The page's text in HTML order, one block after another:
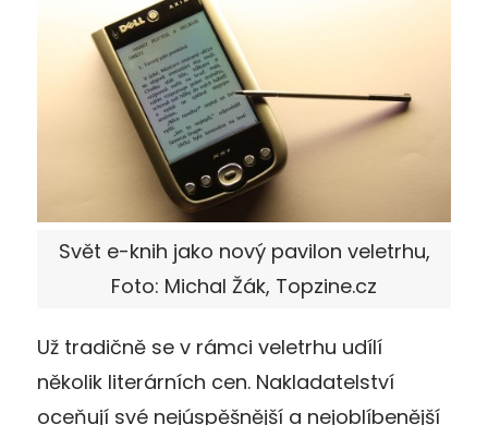
Svět e-knih jako nový pavilon veletrhu,
Foto: Michal Žák, Topzine.cz
Už tradičně se v rámci veletrhu udílí
několik literárních cen. Nakladatelství
oceňují své nejúspěšnější a nejoblíbenější